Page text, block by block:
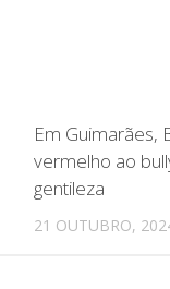
Em Guimarães,
vermelho ao
gentileza
21 OUTUBRO,